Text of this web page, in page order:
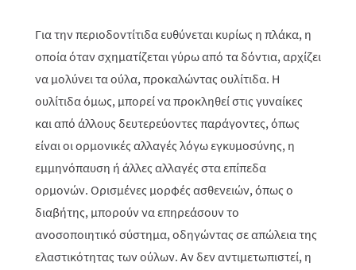
Για την περιοδοντίτιδα ευθύνεται κυρίως η πλάκα, η
οποία όταν σχηματίζεται γύρω από τα δόντια, αρχίζει
να μολύνει τα ούλα, προκαλώντας ουλίτιδα. Η
ουλίτιδα όμως, μπορεί να προκληθεί στις γυναίκες
και από άλλους δευτερεύοντες παράγοντες, όπως
είναι οι ορμονικές αλλαγές λόγω εγκυμοσύνης, η
εμμηνόπαυση ή άλλες αλλαγές στα επίπεδα
ορμονών. Ορισμένες μορφές ασθενειών, όπως ο
διαβήτης, μπορούν να επηρεάσουν το
ανοσοποιητικό σύστημα, οδηγώντας σε απώλεια της
ελαστικότητας των ούλων. Αν δεν αντιμετωπιστεί, η